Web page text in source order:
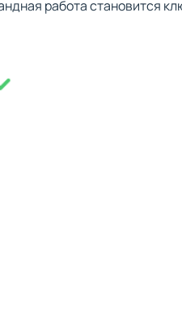
работа становится
и возможностей
в развитие.